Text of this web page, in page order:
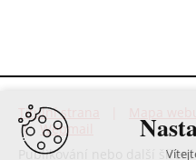
Titulní strana
|Webmail
Publikování nebo další